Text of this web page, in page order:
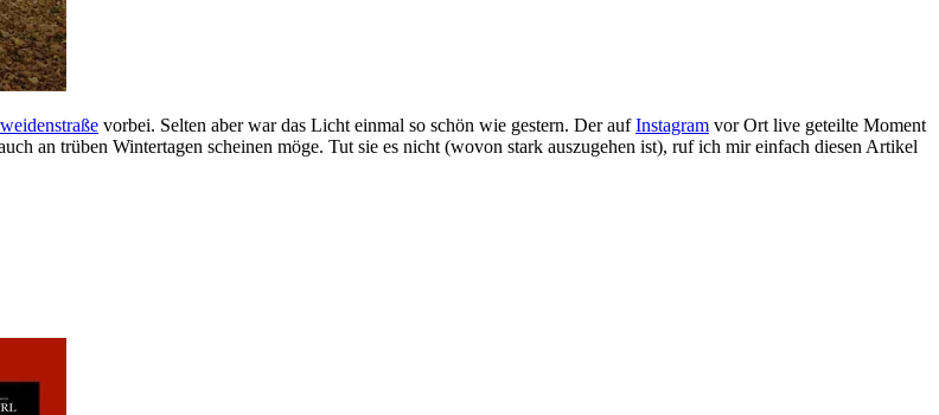
vorbei. Selten aber war das Licht einmal so schön wie gestern. Der aufInstagram vor Ort live geteilte Moment
an trüben Wintertagen scheinen möge. Tut sie es nicht (wovon stark auszugehen ist), ruf ich mir einfach diesen Artikel